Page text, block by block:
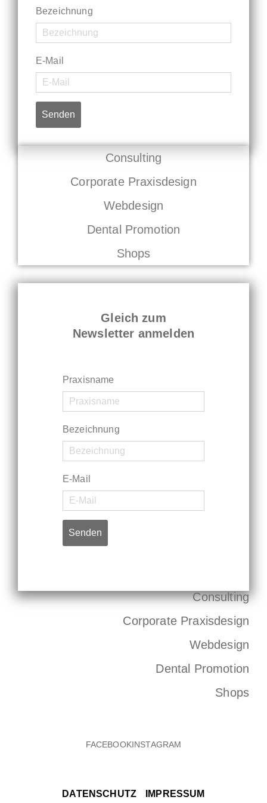
Bezeichnung
E-Mail
Senden
Consulting
Corporate Praxisdesign
Webdesign
Dental Promotion
Shops
Gleich zum
Newsletter anmelden
Praxisname
Bezeichnung
E-Mail
Senden
Consulting
Corporate Praxisdesign
Webdesign
Dental Promotion
Shops
FACEBOOKINSTAGRAM
DATENSCHUTZ IMPRESSUM